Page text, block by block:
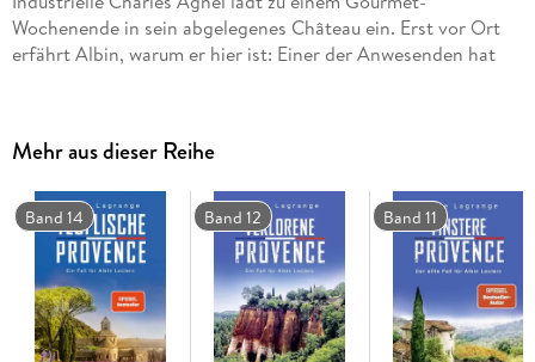
Wochenende in sein abgelegenes Château ein. Erst vor Ort
erfährt Albin, warum er hier ist: Einer der Anwesenden hat
Albin ist bei der Suche nach dem Täter auf sich allein gestellt.
Zum Glück ist Mops Tyson wie immer an seiner Seite - denn je
näher Albin dem Mörder kommt, in desto größere Gefahr
gerät er . . .
Mehr aus dieser Reihe
Band 14 Band 12 Band 11